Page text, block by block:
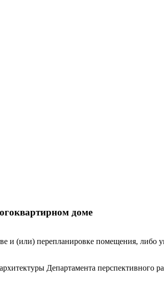
доме
и (или) перепланировке помещения, либо
Департамента перспективного